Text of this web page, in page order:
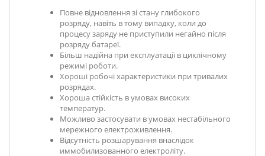
Повне відновлення зі стану глибокого
розряду, навіть в тому випадку, коли до
процесу заряду не приступили негайно після
розряду батареї.
Більш надійна при експлуатації в циклічному
режимі роботи.
Хороші робочі характеристики при тривалих
розрядах.
Хороша стійкість в умовах високих
температур.
Можливо застосувати в умовах нестабільного
мережного електроживлення.
Відсутність розшарування внаслідок
иммобилизованного електроліту.